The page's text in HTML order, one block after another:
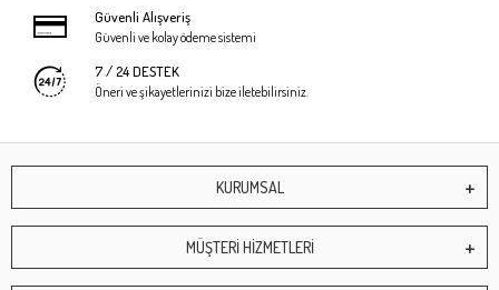
Güvenli Alışveriş
Güvenli ve kolay ödeme sistemi
7 / 24 DESTEK
Öneri ve şikayetlerinizi bize iletebilirsiniz.
KURUMSAL
MÜŞTERİ HİZMETLERİ